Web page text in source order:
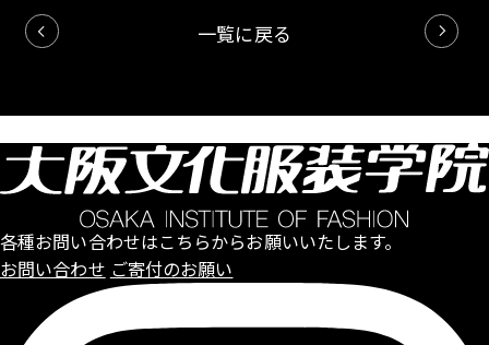
一覧に戻る
各種お問い合わせはこちらからお願いいたします。
お問い合わせ ご寄付のお願い